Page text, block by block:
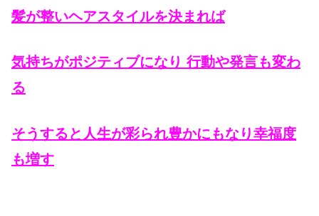
髪が整いヘアスタイルを決まれば
気持ちがポジティブになり 行動や発言も変わ
る
そうすると人生が彩られ豊かにもなり幸福度
も増す